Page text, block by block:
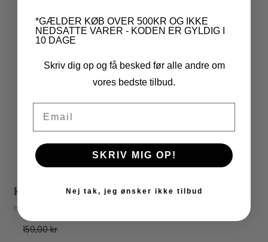
Happy Nappy Badeble Lilac
Happy Nappy
159,00 kr
*GÆLDER KØB OVER 500KR OG IKKE
NEDSATTE VARER - KODEN ER GYLDIG I
10 DAGE
Skriv dig op og få besked før alle andre om
vores bedste tilbud.
SKRIV MIG OP!
Nej tak, jeg ønsker ikke tilbud